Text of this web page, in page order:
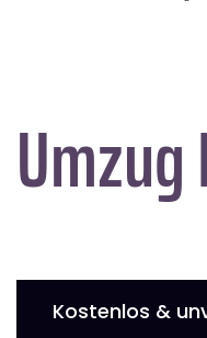
Kostenlos &